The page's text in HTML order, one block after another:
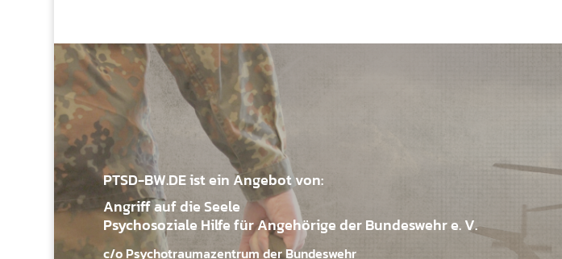
PTSD-BW.DE ist ein Angebot von:
Angriff auf die Seele
Psychosoziale Hilfe für Angehörige der Bundeswehr e. V.
c/o Psychotraumazentrum der Bundeswehr